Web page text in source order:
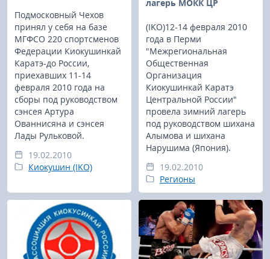
Подмосковный Чехов
принял у себя на базе
МГФСО 220 спортсменов
Федерации Киокушинкай
Каратэ-до России,
приехавших 11-14
февраля 2010 года на
сборы под руководством
сэнсея Артура
Ованнисяна и сэнсея
Лады Рульковой.
19.02.2010
Киокушин (IKO)
лагерь МОКК ЦР
(IKO)12-14 февраля 2010
года в Перми
"Межрегиональная
Общественная
Организация
Киокушинкай Каратэ
Центральной России"
провела зимний лагерь
под руководством шихана
Алымова и шихана
Нарушима (Япония).
19.02.2010
Регионы